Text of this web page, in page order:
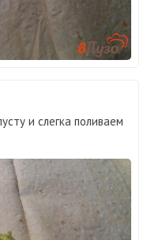
и слегка поливаем